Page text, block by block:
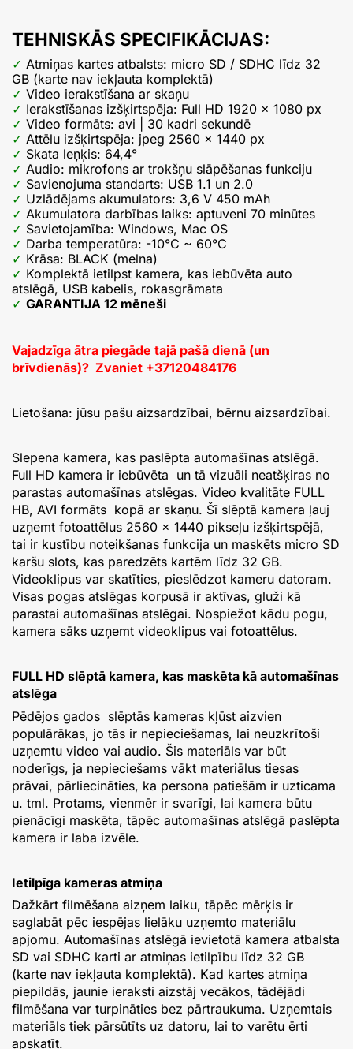
TEHNISKĀS SPECIFIKĀCIJAS:
Atmiņas kartes atbalsts: micro SD / SDHC līdz 32
GB (karte nav iekļauta komplektā)
Video ierakstīšana ar skaņu
Ierakstīšanas izšķirtspēja: Full HD 1920 x 1080 px
Video formāts: avi | 30 kadri sekundē
Attēlu izšķirtspēja: jpeg 2560 x 1440 px
Skata leņķis: 64,4°
Audio: mikrofons ar trokšņu slāpēšanas funkciju
Savienojuma standarts: USB 1.1 un 2.0
Uzlādējams akumulators: 3,6 V 450 mAh
Akumulatora darbības laiks: aptuveni 70 minūtes
Savietojamība: Windows, Mac OS
Darba temperatūra: -10°C ~ 60°C
Krāsa: BLACK (melna)
Komplektā ietilpst kamera, kas iebūvēta auto
atslēgā, USB kabelis, rokasgrāmata
GARANTIJA 12 mēneši
Vajadzīga ātra piegāde tajā pašā dienā (un
brīvdienās)? Zvaniet +37120484176
Lietošana: jūsu pašu aizsardzībai, bērnu aizsardzībai.
Slepena kamera, kas paslēpta automašīnas atslēgā.
Full HD kamera ir iebūvēta un tā vizuāli neatšķiras no
parastas automašīnas atslēgas. Video kvalitāte FULL
HB, AVI formāts kopā ar skaņu. Šī slēptā kamera ļauj
uzņemt fotoattēlus 2560 × 1440 pikseļu izšķirtspējā,
tai ir kustību noteikšanas funkcija un maskēts micro SD
karšu slots, kas paredzēts kartēm līdz 32 GB.
Videoklipus var skatīties, pieslēdzot kameru datoram.
Visas pogas atslēgas korpusā ir aktīvas, gluži kā
parastai automašīnas atslēgai. Nospiežot kādu pogu,
kamera sāks uzņemt videoklipus vai fotoattēlus.
FULL HD slēptā kamera, kas maskēta kā automašīnas
atslēga
Pēdējos gados slēptās kameras kļūst aizvien
populārākas, jo tās ir nepieciešamas, lai neuzkrītoši
uzņemtu video vai audio. Šis materiāls var būt
noderīgs, ja nepieciešams vākt materiālus tiesas
prāvai, pārliecināties, ka persona patiešām ir uzticama
u. tml. Protams, vienmēr ir svarīgi, lai kamera būtu
pienācīgi maskēta, tāpēc automašīnas atslēgā paslēpta
kamera ir laba izvēle.
Ietilpīga kameras atmiņa
Dažkārt filmēšana aizņem laiku, tāpēc mērķis ir
saglabāt pēc iespējas lielāku uzņemto materiālu
apjomu. Automašīnas atslēgā ievietotā kamera atbalsta
SD vai SDHC karti ar atmiņas ietilpību līdz 32 GB
(karte nav iekļauta komplektā). Kad kartes atmiņa
piepildās, jaunie ieraksti aizstāj vecākos, tādējādi
filmēšana var turpināties bez pārtraukuma. Uzņemtais
materiāls tiek pārsūtīts uz datoru, lai to varētu ērti
apskatīt.